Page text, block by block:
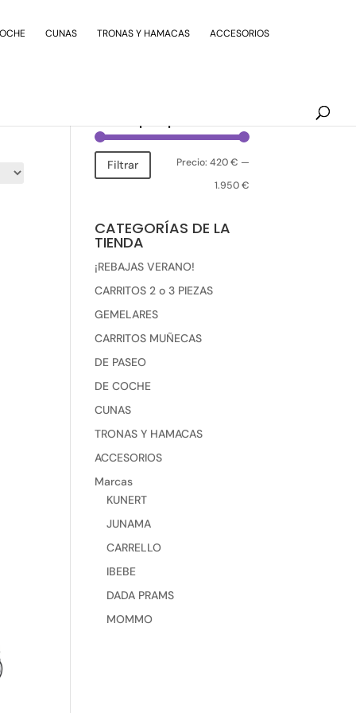
CUNAS TRONAS Y HAMACAS ACCESORIOS
productos
Filtrar Precio: 420 € —
1.950 €
CATEGORÍAS DE LA
TIENDA
¡REBAJAS VERANO!
CARRITOS 2 o 3 PIEZAS
GEMELARES
CARRITOS MUÑECAS
DE PASEO
DE COCHE
CUNAS
TRONAS Y HAMACAS
ACCESORIOS
Marcas
KUNERT
JUNAMA
CARRELLO
IBEBE
DADA PRAMS
MOMMO